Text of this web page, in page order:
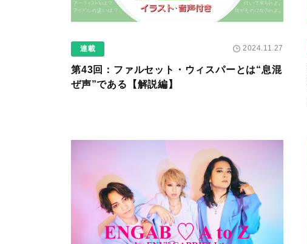
連載 2024.11.27
第43回：ファルセット・ウィスパーとは“息混
ぜ声”である【解説編】